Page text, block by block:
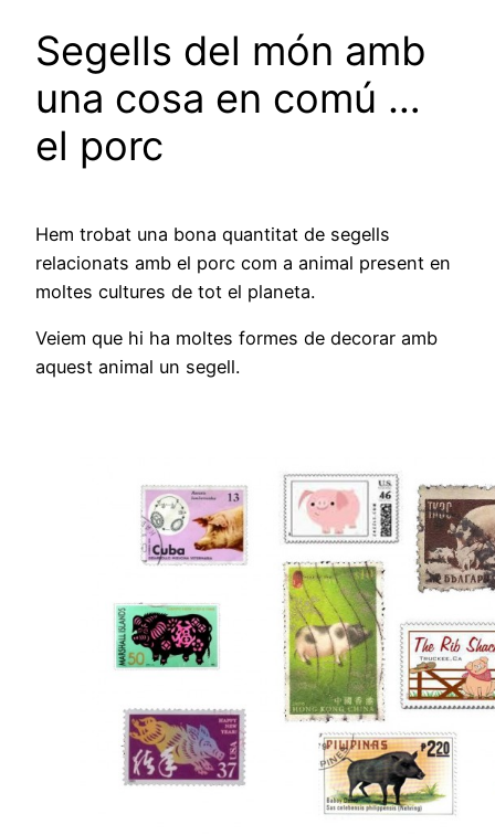
Segells del món amb
una cosa en comú …
el porc
Hem trobat una bona quantitat de segells
relacionats amb el porc com a animal present en
moltes cultures de tot el planeta.
Veiem que hi ha moltes formes de decorar amb
aquest animal un segell.